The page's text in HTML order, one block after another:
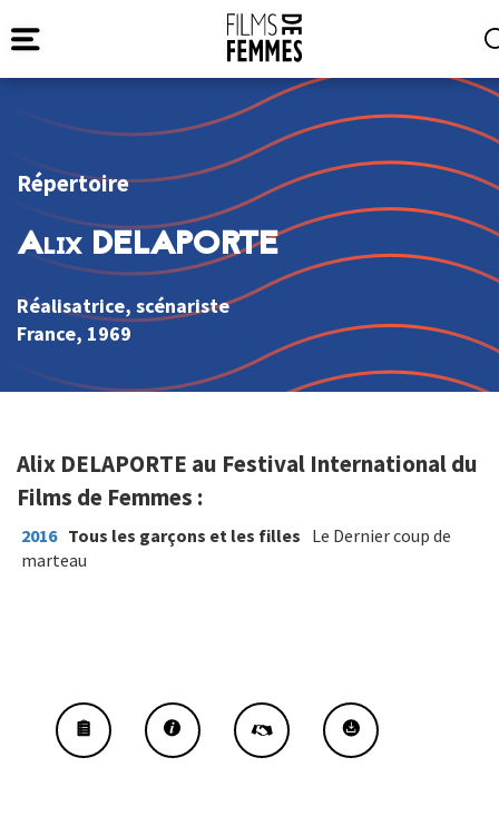
Répertoire
Alix DELAPORTE
Réalisatrice, scénariste
France, 1969
Alix DELAPORTE au Festival International du
Films de Femmes :
2016 Tous les garçons et les filles Le Dernier coup de
marteau